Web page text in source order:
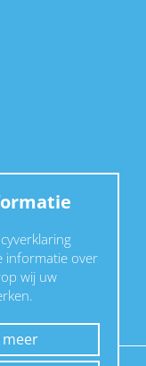
informatie over
wij uw
meer